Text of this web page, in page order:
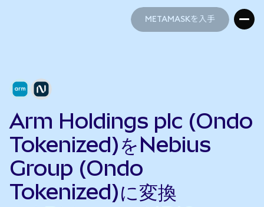
METAMASKを入手
Arm Holdings plc (Ondo
Tokenized)をNebius
Group (Ondo
Tokenized)に変換